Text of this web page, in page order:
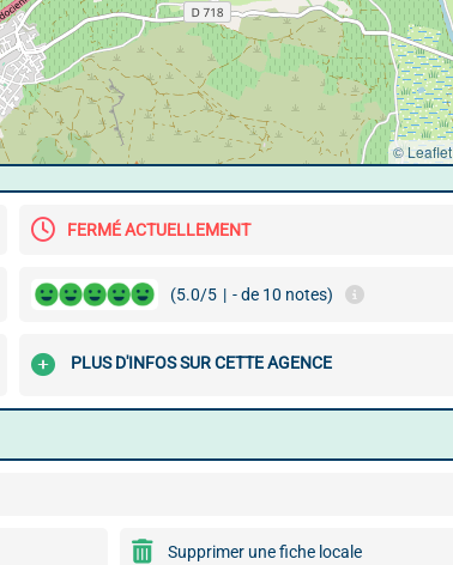
© Leaflet
FERMÉ ACTUELLEMENT
(5.0/5 | - de 10 notes)
PLUS D'INFOS SUR CETTE AGENCE
Supprimer une fiche locale